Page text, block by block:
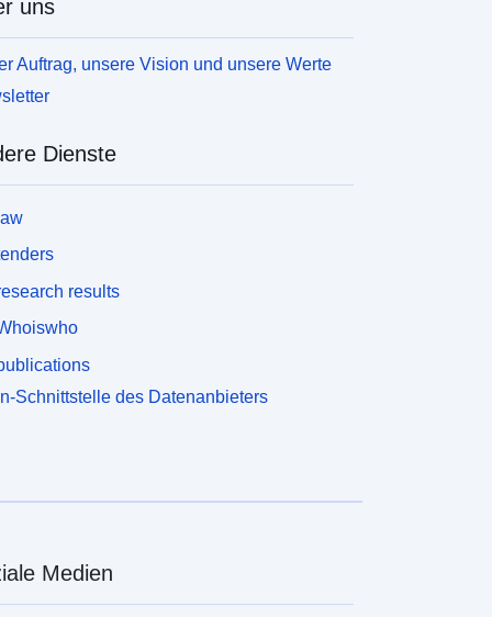
uns
Auftrag, unsere Vision und unsere Werte
Dienste
results
Schnittstelle des Datenanbieters
Medien